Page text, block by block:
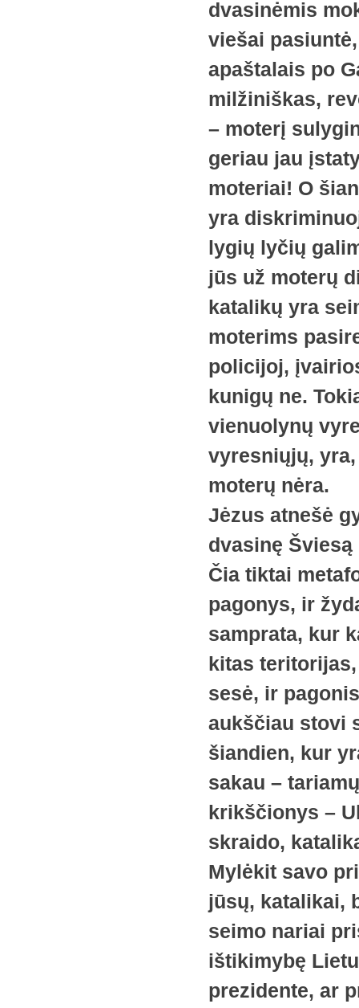
dvasinėmis
viešai
apaštalais po
milžiniškas,
– moterį
geriau jau
moteriai! O
yra
lygių lyčių
jūs už moterų
katalikų yra
moterims
policijoj,
kunigų ne.
vienuolynų
vyresniųjų,
moterų nėra.
Jėzus atnešė
dvasinę
Čia tiktai
pagonys, ir
samprata, kur
kitas
sesė, ir
aukščiau stovi
šiandien, kur
sakau –
krikščionys –
skraido,
Mylėkit savo
jūsų, katalikai,
seimo nariai
ištikimybę
prezidente, ar